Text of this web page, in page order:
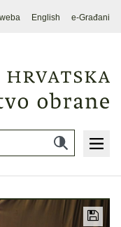
English e-Građani